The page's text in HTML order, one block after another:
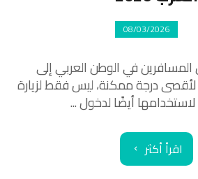
08/03/2026
في الوطن العربي إلى
درجة ممكنة، ليس فقط لزيارة
لاستخدامها أيضًا لدخول ...
اقرأ أكثر